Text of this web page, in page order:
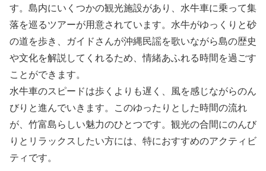
す。島内にいくつかの観光施設があり、水牛車に乗って集
落を巡るツアーが用意されています。水牛がゆっくりと砂
の道を歩き、ガイドさんが沖縄民謡を歌いながら島の歴史
や文化を解説してくれるため、情緒あふれる時間を過ごす
ことができます。
水牛車のスピードは歩くよりも遅く、風を感じながらのん
びりと進んでいきます。このゆったりとした時間の流れ
が、竹富島らしい魅力のひとつです。観光の合間にのんび
りとリラックスしたい方には、特におすすめのアクティビ
ティです。